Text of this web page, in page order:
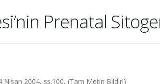
Prenatal
Nisan 2004, ss.100, (Tam Metin Bildiri)